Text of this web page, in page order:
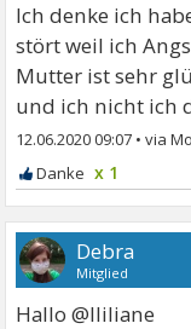
Ich denke ich
stört weil ich
Mutter ist sehr
und ich nicht ich
12.06.2020 09:07 •
x 1
Debra
Mitglied
Hallo @lliliane